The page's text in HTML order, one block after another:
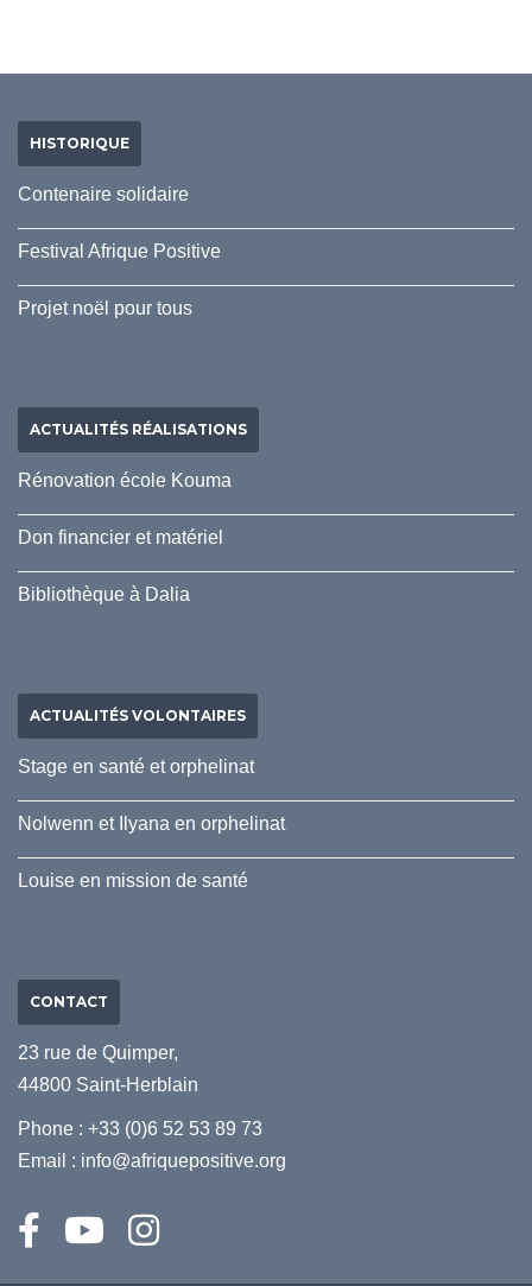
HISTORIQUE
Contenaire solidaire
Festival Afrique Positive
Projet noël pour tous
ACTUALITÉS RÉALISATIONS
Rénovation école Kouma
Don financier et matériel
Bibliothèque à Dalia
ACTUALITÉS VOLONTAIRES
Stage en santé et orphelinat
Nolwenn et Ilyana en orphelinat
Louise en mission de santé
CONTACT
23 rue de Quimper,
44800 Saint-Herblain
Phone : +33 (0)6 52 53 89 73
Email : info@afriquepositive.org